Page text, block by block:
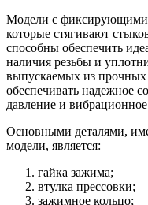
Модели с фиксирующими
которые стягивают
способны обеспечить
наличия резьбы и
выпускаемых из прочных
обеспечивать надежное
давление и
Основными деталями,
модели, является:
гайка зажима;
втулка прессовки;
зажимное кольцо;